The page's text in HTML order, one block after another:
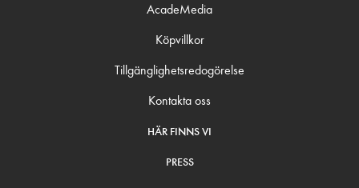
AcadeMedia
Köpvillkor
Tillgänglighetsredogörelse
Kontakta oss
HÄR FINNS VI
PRESS